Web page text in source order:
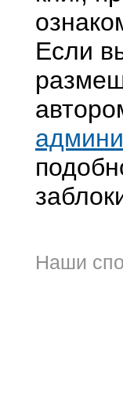
Если
Наши